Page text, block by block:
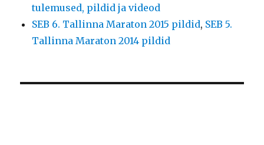
tulemused, pildid ja videod
SEB 6. Tallinna Maraton 2015 pildid, SEB 5.
Tallinna Maraton 2014 pildid